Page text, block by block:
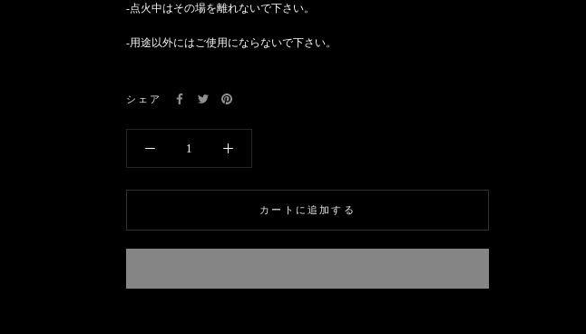
-点火中はその場を離れないで下さい。
-用途以外にはご使用にならないで下さい。
シェア
カートに追加する